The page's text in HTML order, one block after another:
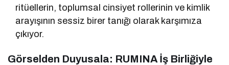
ritüellerin, toplumsal cinsiyet rollerinin ve kimlik
arayışının sessiz birer tanığı olarak karşımıza
çıkıyor.
Görselden Duyusala: RUMINA İş Birliğiyle